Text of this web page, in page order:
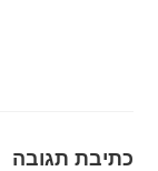
כתיבת תגובה